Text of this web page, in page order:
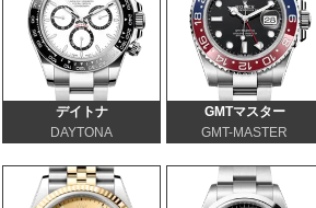
デイトナ
DAYTONA
GMTマスター
GMT-MASTER